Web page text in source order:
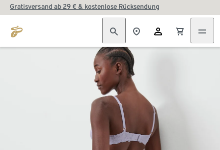
Gratisversand ab 29 € & kostenlose Rücksendung